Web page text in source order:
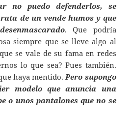
no puedo defenderlos, se
de un vende humos y que
. Que podría
siempre que se lleve algo al
se vale de su fama en redes
lo que sea? Pues también.
haya mentido.Pero supongo
modelo que anuncia una
o unos pantalones que no se